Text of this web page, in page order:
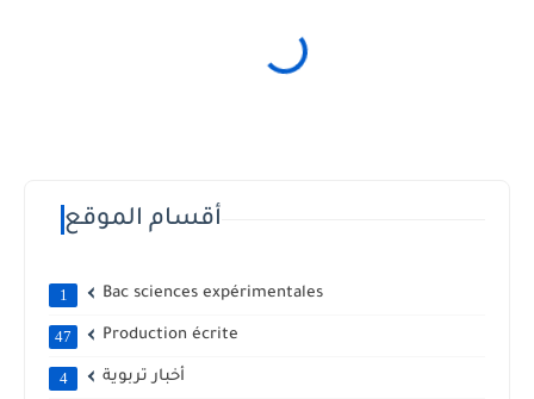
أقسام الموقع
Bac sciences expérimentales
1
Production écrite
47
أخبار تربوية 4